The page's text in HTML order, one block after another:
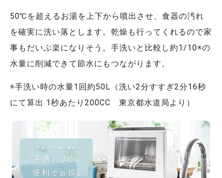
50℃を超えるお湯を上下から噴出させ、食器の汚れ
を確実に洗い落とします。乾燥も行ってくれるので家
事もだいぶ楽になりそう。手洗いと比較し約1/10※の
水量に削減できて節水にもつながります。
※手洗い時の水量1回約50L（洗い2分すすぎ2分16秒
にて算出 1秒あたり200CC 東京都水道局より）